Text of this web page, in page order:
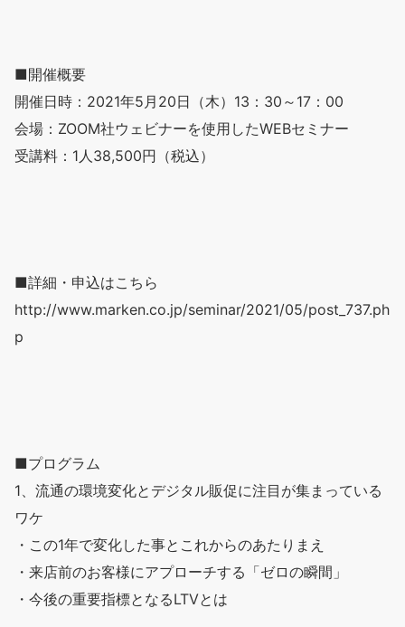
■開催概要
開催日時：2021年5月20日（木）13：30～17：00
会場：ZOOM社ウェビナーを使用したWEBセミナー
受講料：1人38,500円（税込）
■詳細・申込はこちら
http://www.marken.co.jp/seminar/2021/05/post_737.ph
p
■プログラム
1、流通の環境変化とデジタル販促に注目が集まっている
ワケ
・この1年で変化した事とこれからのあたりまえ
・来店前のお客様にアプローチする「ゼロの瞬間」
・今後の重要指標となるLTVとは